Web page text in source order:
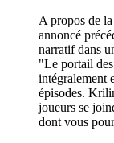
A propos de
annoncé
narratif dans
"Le portail
intégralement
épisodes.
joueurs se
dont vous